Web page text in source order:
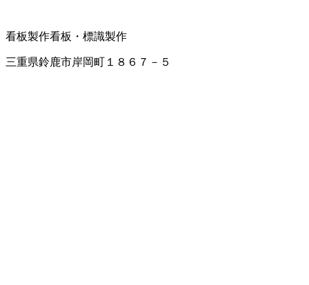
看板製作看板・標識製作
三重県鈴鹿市岸岡町１８６７－５